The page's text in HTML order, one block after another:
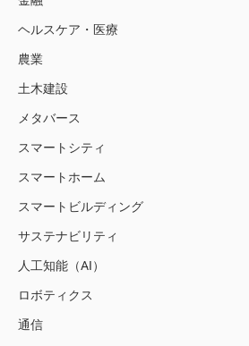
ヘルスケア・医療
農業
土木建設
メタバース
スマートシティ
スマートホーム
スマートビルディング
サステナビリティ
人工知能（AI）
ロボティクス
通信